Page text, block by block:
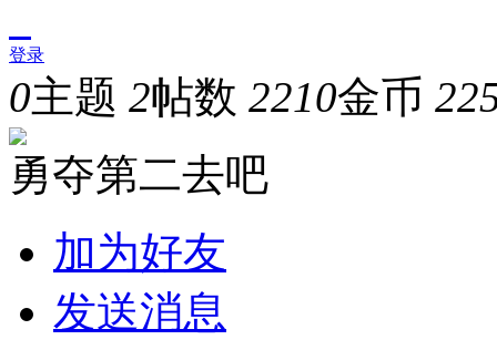
登录
0主题 2帖数 2210金币
勇夺第二去吧
加为好友
发送消息